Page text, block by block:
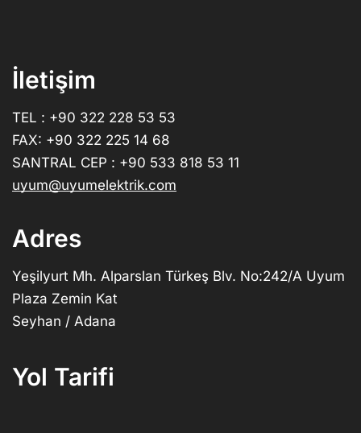
İletişim
TEL : +90 322 228 53 53
FAX: +90 322 225 14 68
SANTRAL CEP : +90 533 818 53 11
uyum@uyumelektrik.com
Adres
Yeşilyurt Mh. Alparslan Türkeş Blv. No:242/A Uyum
Plaza Zemin Kat
Seyhan / Adana
Yol Tarifi